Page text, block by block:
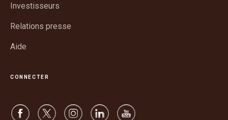
Investisseurs
Relations presse
Aide
CONNECTER